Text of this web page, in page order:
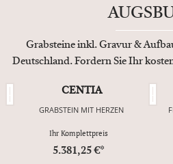
Grabsteine inkl. Gravur &
Deutschland. Fordern Sie Ihr
CENTIA
GRABSTEIN MIT HERZEN
Ihr Komplettpreis
5.381,25 €*